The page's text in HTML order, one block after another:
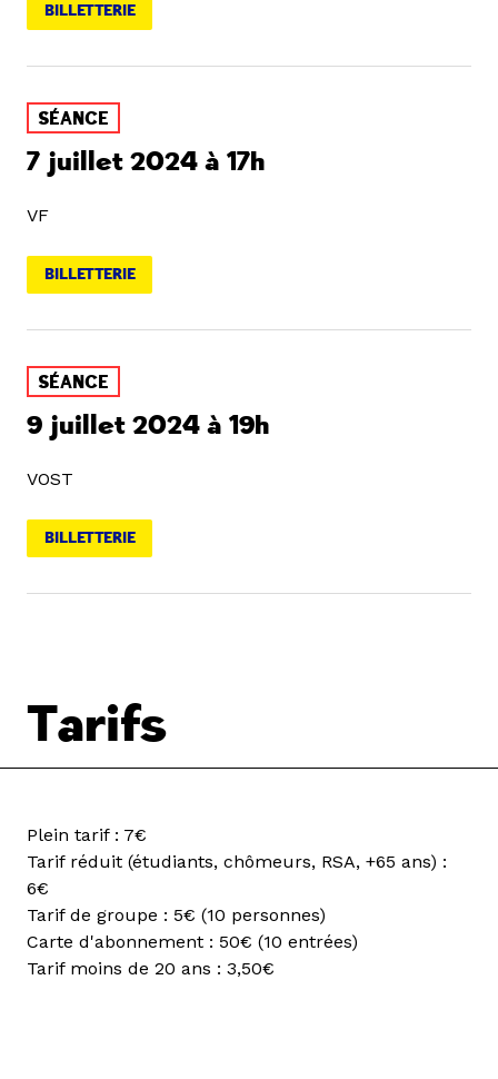
BILLETTERIE
SÉANCE
7 juillet 2024 à 17h
VF
BILLETTERIE
SÉANCE
9 juillet 2024 à 19h
VOST
BILLETTERIE
Tarifs
Plein tarif : 7€
Tarif réduit (étudiants, chômeurs, RSA, +65 ans) :
6€
Tarif de groupe : 5€ (10 personnes)
Carte d'abonnement : 50€ (10 entrées)
Tarif moins de 20 ans : 3,50€